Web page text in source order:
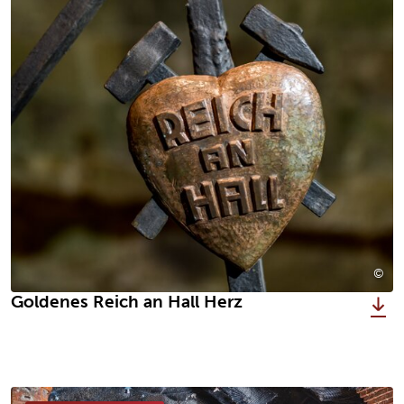
©
Goldenes Reich an Hall Herz